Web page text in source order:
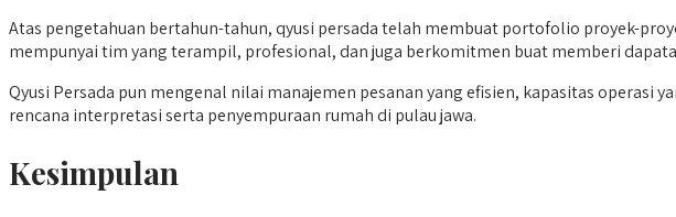
Atas pengetahuan bertahun-tahun, qyusi persada telah membuat portofolio proyek-
mempunyai tim yang terampil, profesional, dan juga berkomitmen buat memberi
Qyusi Persada pun mengenal nilai manajemen pesanan yang efisien, kapasitas operasi
rencana interpretasi serta penyempuraan rumah di pulau jawa.
Kesimpulan